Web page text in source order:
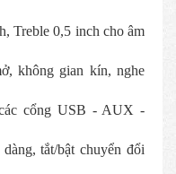
Treble 0,5 inch cho âm
không gian kín, nghe
cổng USB - AUX -
tắt/bật chuyển đổi